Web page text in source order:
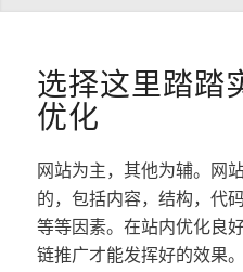
选择这里踏踏
优化
网站为主，其他为辅。网
的，包括内容，结构，代
等等因素。在站内优化良
链推广才能发挥好的效果。